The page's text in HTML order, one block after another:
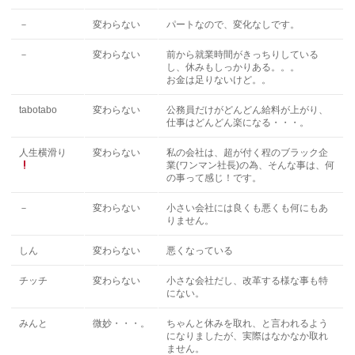
－ 変わらない パートなので、変化なしです。
－ 変わらない
前から就業時間がきっちりしている
し、休みもしっかりある。。。
お金は足りないけど。。
tabotabo 変わらない
公務員だけがどんどん給料が上がり、
仕事はどんどん楽になる・・・。
人生横滑り 変わらない
私の会社は、超が付く程のブラック企
業(ワンマン社長)の為、そんな事は、何
の事って感じ！です。
－ 変わらない
小さい会社には良くも悪くも何にもあ
りません。
しん 変わらない 悪くなっている
チッチ 変わらない
小さな会社だし、改革する様な事も特
にない。
みんと 微妙・・・。
ちゃんと休みを取れ、と言われるよう
になりましたが、実際はなかなか取れ
ません。